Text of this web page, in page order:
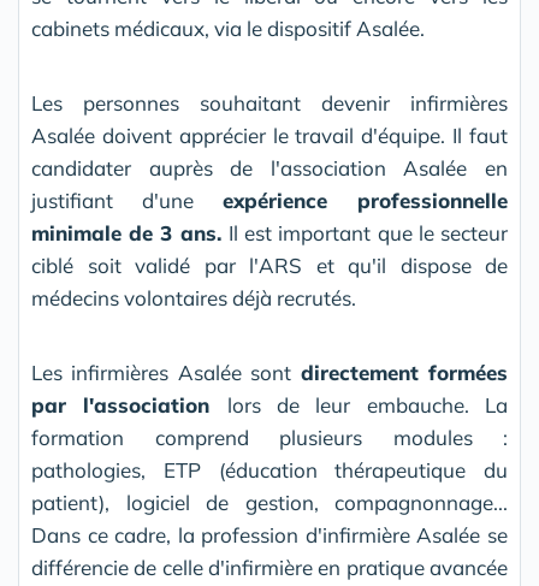
cabinets médicaux, via le dispositif Asalée.
Les personnes souhaitant devenir infirmières
Asalée doivent apprécier le travail d'équipe. Il faut
candidater auprès de l'association Asalée en
justifiant d'une expérience professionnelle
minimale de 3 ans. Il est important que le secteur
ciblé soit validé par l'ARS et qu'il dispose de
médecins volontaires déjà recrutés.
Les infirmières Asalée sont directement formées
par l'association lors de leur embauche. La
formation comprend plusieurs modules :
pathologies, ETP (éducation thérapeutique du
patient), logiciel de gestion, compagnonnage...
Dans ce cadre, la profession d'infirmière Asalée se
différencie de celle d'infirmière en pratique avancée